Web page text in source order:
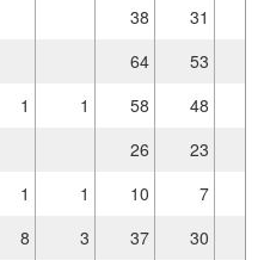
38 31
64
53
1 1 58
48
26
23
1 1 10
7
8 3 37 30